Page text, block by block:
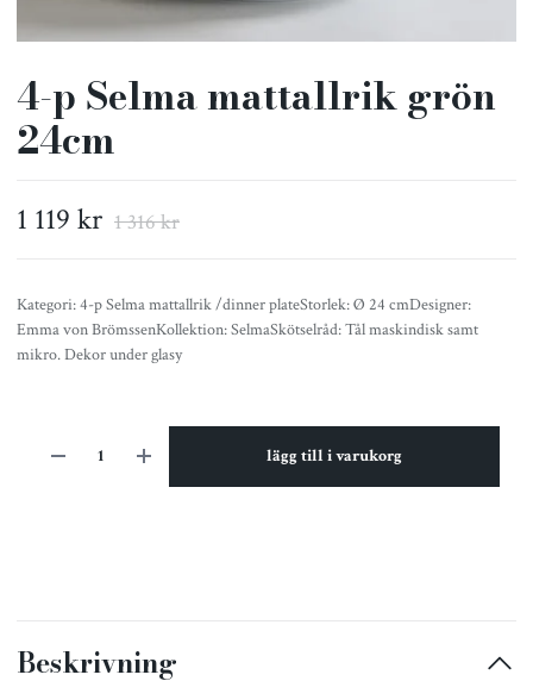
4-p Selma mattallrik grön
24cm
1 119 kr 1 316 kr
Kategori: 4-p Selma mattallrik /dinner plateStorlek: Ø 24 cmDesigner:
Emma von BrömssenKollektion: SelmaSkötselråd: Tål maskindisk samt
mikro. Dekor under glasy
lägg till i varukorg
Beskrivning